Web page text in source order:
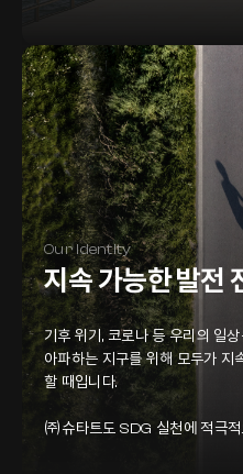
Our Identity
지속 가능한 발전
기후 위기, 코로나 등 우리의 일
아파하는 지구를 위해 모두가
할 때입니다.
㈜슈타트도 SDG 실천에 적극적